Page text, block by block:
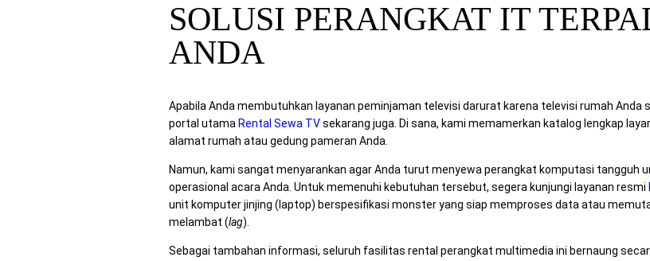
SOLUSI PERANGKAT IT
ANDA
Apabila Anda membutuhkan layanan peminjaman televisi darurat karena televisi rumah Anda
portal utama Rental Sewa TVsekarang juga. Di sana, kami memamerkan katalog lengkap
alamat rumah atau gedung pameran Anda.
Namun, kami sangat menyarankan agar Anda turut menyewa perangkat komputasi tangguh
operasional acara Anda. Untuk memenuhi kebutuhan tersebut, segera kunjungi layanan resmi
unit komputer jinjing (laptop) berspesifikasi monster yang siap memproses data atau
melambat (lag).
Sebagai tambahan informasi, seluruh fasilitas rental perangkat multimedia ini bernaung